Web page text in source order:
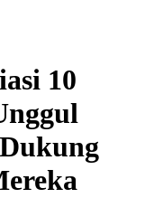
10